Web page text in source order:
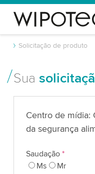
Solicitação de produto
Sua
Centro de mídia:
da segurança
Saudação *
Ms
Mr